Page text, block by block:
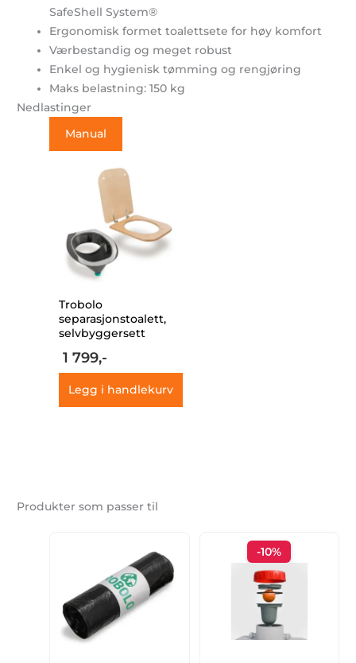
SafeShell System®
Ergonomisk formet toalettsete for høy komfort
Værbestandig og meget robust
Enkel og hygienisk tømming og rengjøring
Maks belastning: 150 kg
Nedlastinger
Manual
Trobolo
separasjonstoalett,
selvbyggersett
1 799,-
Legg i handlekurv
Produkter som passer til
-10%